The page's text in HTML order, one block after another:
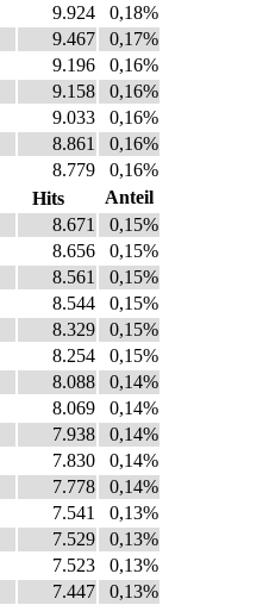
9.924
0,18%
9.467
0,17%
9.196
0,16%
9.158
0,16%
9.033
0,16%
8.861
0,16%
8.779
0,16%
Hits
Anteil
8.671
0,15%
8.656
0,15%
8.561
0,15%
8.544
0,15%
8.329
0,15%
8.254
0,15%
8.088
0,14%
8.069
0,14%
7.938
0,14%
7.830
0,14%
7.778
0,14%
7.541
0,13%
7.529
0,13%
7.523
0,13%
7.447
0,13%